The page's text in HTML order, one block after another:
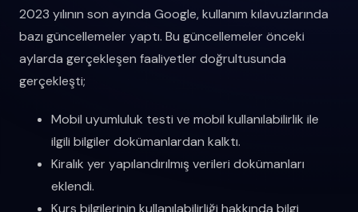
2023 yılının son ayında Google, kullanım kılavuzlarında
bazı güncellemeler yaptı. Bu güncellemeler önceki
aylarda gerçekleşen faaliyetler doğrultusunda
gerçekleşti;
Mobil uyumluluk testi ve mobil kullanılabilirlik ile
ilgili bilgiler dokümanlardan kalktı.
Kiralık yer yapılandırılmış verileri dokümanları
eklendi.
Kurs bilgilerinin kullanılabilirliği hakkında bilgi